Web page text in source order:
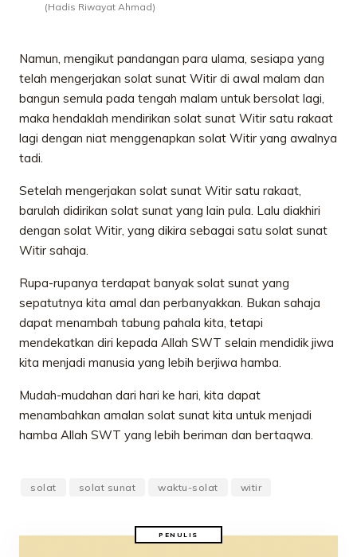
(Hadis Riwayat Ahmad)
Namun, mengikut pandangan para ulama, sesiapa yang
telah mengerjakan solat sunat Witir di awal malam dan
bangun semula pada tengah malam untuk bersolat lagi,
maka hendaklah mendirikan solat sunat Witir satu rakaat
lagi dengan niat menggenapkan solat Witir yang awalnya
tadi.
Setelah mengerjakan solat sunat Witir satu rakaat,
barulah didirikan solat sunat yang lain pula. Lalu diakhiri
dengan solat Witir, yang dikira sebagai satu solat sunat
Witir sahaja.
Rupa-rupanya terdapat banyak solat sunat yang
sepatutnya kita amal dan perbanyakkan. Bukan sahaja
dapat menambah tabung pahala kita, tetapi
mendekatkan diri kepada Allah SWT selain mendidik jiwa
kita menjadi manusia yang lebih berjiwa hamba.
Mudah-mudahan dari hari ke hari, kita dapat
menambahkan amalan solat sunat kita untuk menjadi
hamba Allah SWT yang lebih beriman dan bertaqwa.
solat solat sunat waktu-solat witir
PENULIS